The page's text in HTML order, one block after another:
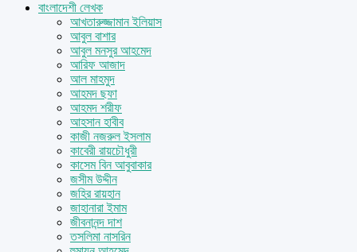
বাংলাদেশী লেখক
আখতারুজ্জামান ইলিয়াস
আবুল বাশার
আবুল মনসুর আহমেদ
আরিফ আজাদ
আল মাহমুদ
আহমদ ছফা
আহমদ শরীফ
আহসান হাবীব
কাজী নজরুল ইসলাম
কাবেরী রায়চৌধুরী
কাসেম বিন আবুবাকার
জসীম উদ্দীন
জহির রায়হান
জাহানারা ইমাম
জীবনানন্দ দাশ
তসলিমা নাসরিন